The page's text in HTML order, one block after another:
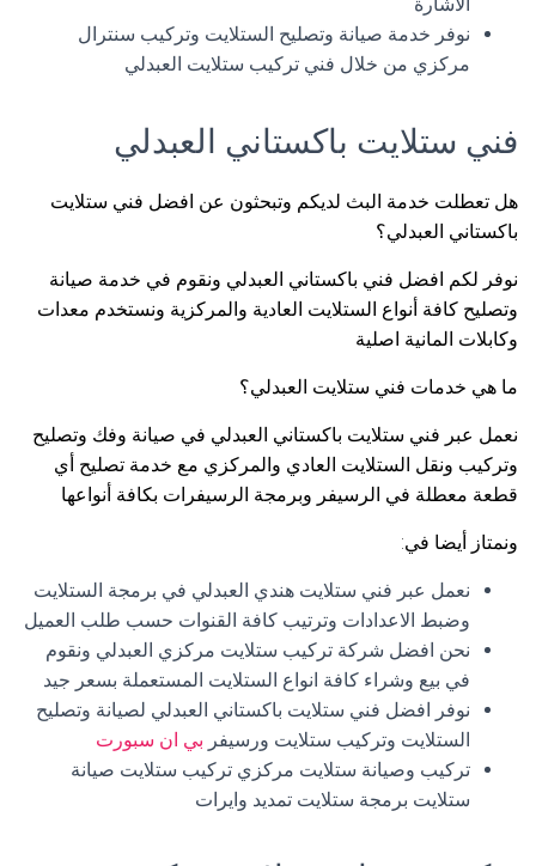
نوفر خدمة صيانة وتصليح الستلايت وتركيب سنترال
مركزي من خلال فني تركيب ستلايت العبدلي
فني ستلايت باكستاني العبدلي
هل تعطلت خدمة البث لديكم وتبحثون عن افضل فني ستلايت
باكستاني العبدلي؟
نوفر لكم افضل فني باكستاني العبدلي ونقوم في خدمة صيانة
وتصليح كافة أنواع الستلايت العادية والمركزية ونستخدم معدات
وكابلات المانية اصلية
ما هي خدمات فني ستلايت العبدلي؟
نعمل عبر فني ستلايت باكستاني العبدلي في صيانة وفك وتصليح
وتركيب ونقل الستلايت العادي والمركزي مع خدمة تصليح أي
قطعة معطلة في الرسيفر وبرمجة الرسيفرات بكافة أنواعها
ونمتاز أيضا في:
نعمل عبر فني ستلايت هندي العبدلي في برمجة الستلايت
وضبط الاعدادات وترتيب كافة القنوات حسب طلب العميل
نحن افضل شركة تركيب ستلايت مركزي العبدلي ونقوم
في بيع وشراء كافة انواع الستلايت المستعملة بسعر جيد
نوفر افضل فني ستلايت باكستاني العبدلي لصيانة وتصليح
الستلايت وتركيب ستلايت ورسيفر بي ان سبورت
تركيب وصيانة ستلايت مركزي تركيب ستلايت صيانة
ستلايت برمجة ستلايت تمديد وايرات